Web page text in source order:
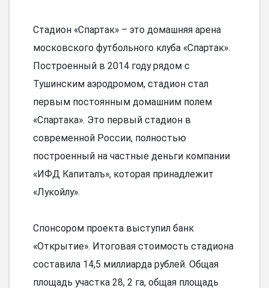
Стадион «Спартак» – это домашняя арена
московского футбольного клуба «Спартак».
Построенный в 2014 году рядом с
Тушинским аэродромом, стадион стал
первым постоянным домашним полем
«Спартака». Это первый стадион в
современной России, полностью
построенный на частные деньги компании
«ИФД Капиталъ», которая принадлежит
«Лукойлу».
Спонсором проекта выступил банк
«Открытие». Итоговая стоимость стадиона
составила 14,5 миллиарда рублей. Общая
площадь участка 28, 2 га, общая площадь